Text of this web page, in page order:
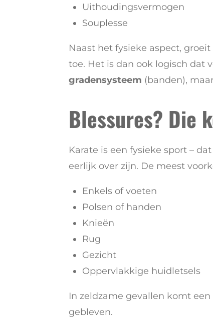
Uithoudingsvermogen
Souplesse
Naast het fysieke aspect,
toe. Het is dan ook logisch dat
gradensysteem (banden),
Blessures? Die
Karate is een fysieke sport –
eerlijk over zijn. De meest
Enkels of voeten
Polsen of handen
Knieën
Rug
Gezicht
Oppervlakkige huidletsels
In zeldzame gevallen komt
gebleven.